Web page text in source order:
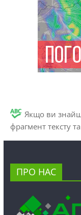
Якщо ви
фрагмент тексту
ПРО НАС